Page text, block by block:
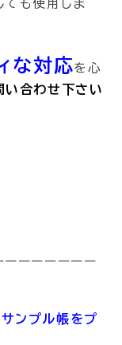
ても使用しま
な対応を心
い合わせ下さい
ーーーーーーー
ンプル帳をプ